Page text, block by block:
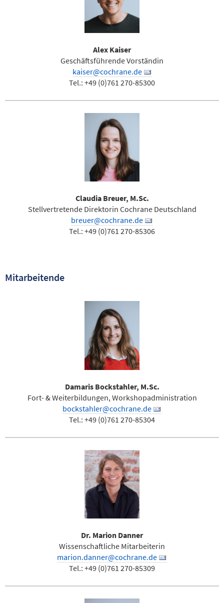
Alex Kaiser
Geschäftsführende Vorständin
kaiser@cochrane.de
Tel.: +49 (0)761 270-85300
Claudia Breuer, M.Sc.
Stellvertretende Direktorin Cochrane Deutschland
breuer@cochrane.de
Tel.: +49 (0)761 270-85306
Mitarbeitende
Damaris Bockstahler, M.Sc.
Fort- & Weiterbildungen, Workshopadministration
bockstahler@cochrane.de
Tel.: +49 (0)761 270-85304
Dr. Marion Danner
Wissenschaftliche Mitarbeiterin
marion.danner@cochrane.de
Tel.: +49 (0)761 270-85309